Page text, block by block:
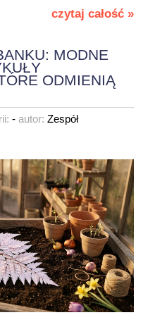
czytaj całość »
MODNE
ODMIENIĄ
- autor: Zespół